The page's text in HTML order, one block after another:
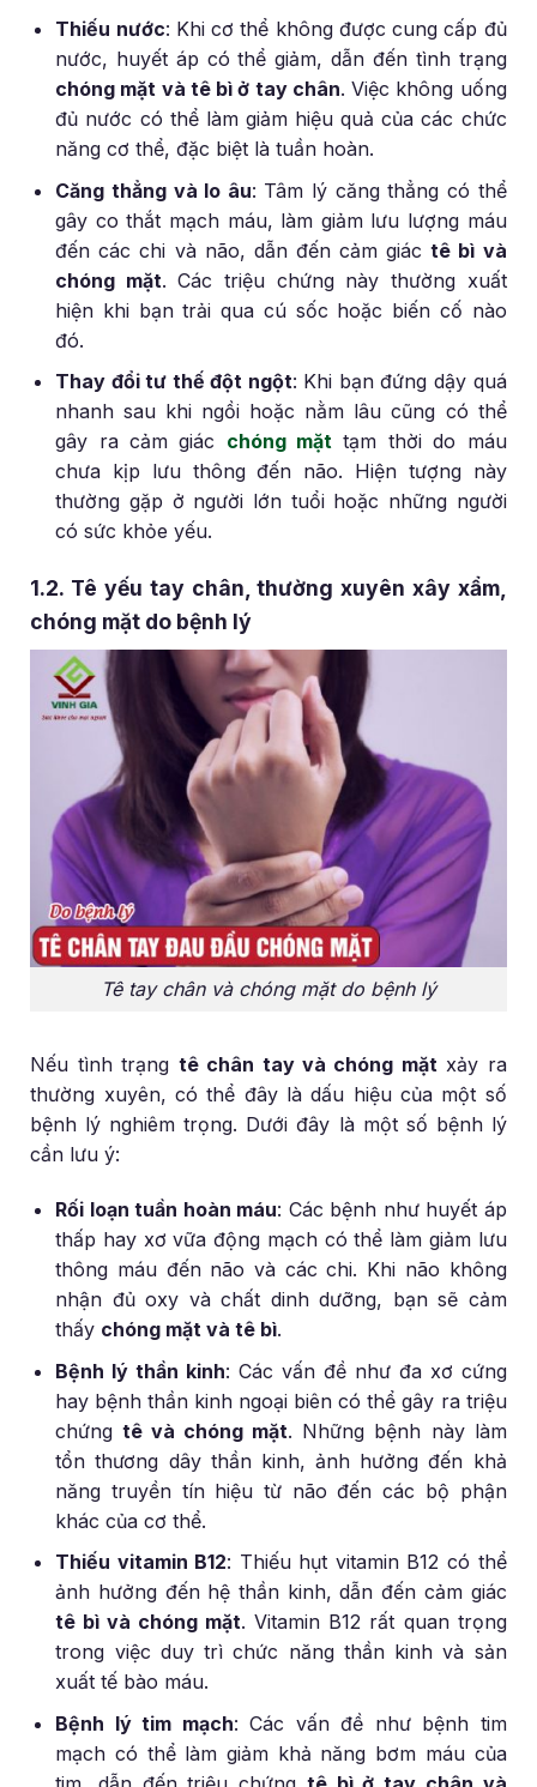
Thiếu nước: Khi cơ thể không được cung cấp đủ
nước, huyết áp có thể giảm, dẫn đến tình trạng
chóng mặt và tê bì ở tay chân. Việc không uống
đủ nước có thể làm giảm hiệu quả của các chức
năng cơ thể, đặc biệt là tuần hoàn.
Căng thẳng và lo âu: Tâm lý căng thẳng có thể
gây co thắt mạch máu, làm giảm lưu lượng máu
đến các chi và não, dẫn đến cảm giáctê bì và
chóng mặt. Các triệu chứng này thường xuất
hiện khi bạn trải qua cú sốc hoặc biến cố nào
đó.
Thay đổi tư thế đột ngột: Khi bạn đứng dậy quá
nhanh sau khi ngồi hoặc nằm lâu cũng có thể
gây ra cảm giác chóng mặt tạm thời do máu
chưa kịp lưu thông đến não. Hiện tượng này
thường gặp ở người lớn tuổi hoặc những người
có sức khỏe yếu.
1.2. Tê yếu tay chân, thường xuyên xây xẩm,
chóng mặt do bệnh lý
Tê tay chân và chóng mặt do bệnh lý
Nếu tình trạng tê chân tay và chóng mặtxảy ra
thường xuyên, có thể đây là dấu hiệu của một số
bệnh lý nghiêm trọng. Dưới đây là một số bệnh lý
cần lưu ý:
Rối loạn tuần hoàn máu: Các bệnh như huyết áp
thấp hay xơ vữa động mạch có thể làm giảm lưu
thông máu đến não và các chi. Khi não không
nhận đủ oxy và chất dinh dưỡng, bạn sẽ cảm
thấy chóng mặt và tê bì.
Bệnh lý thần kinh: Các vấn đề như đa xơ cứng
hay bệnh thần kinh ngoại biên có thể gây ra triệu
chứngtê và chóng mặt. Những bệnh này làm
tổn thương dây thần kinh, ảnh hưởng đến khả
năng truyền tín hiệu từ não đến các bộ phận
khác của cơ thể.
Thiếu vitamin B12: Thiếu hụt vitamin B12 có thể
ảnh hưởng đến hệ thần kinh, dẫn đến cảm giác
tê bì và chóng mặt. Vitamin B12 rất quan trọng
trong việc duy trì chức năng thần kinh và sản
xuất tế bào máu.
Bệnh lý tim mạch: Các vấn đề như bệnh tim
mạch có thể làm giảm khả năng bơm máu của